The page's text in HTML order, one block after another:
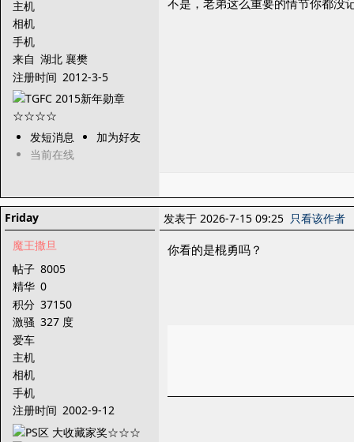
主机
相机
手机
来自 湖北 襄樊
注册时间 2012-3-5
发短消息
加为好友
当前在线
不是，老弟这么重要的情节你都没
Friday
魔王撒旦
帖子 8005
精华 0
积分 37150
激骚 327 度
爱车
主机
相机
手机
注册时间 2002-9-12
发表于 2026-7-15 09:25 只看该作者
你看的是棍勇吗？